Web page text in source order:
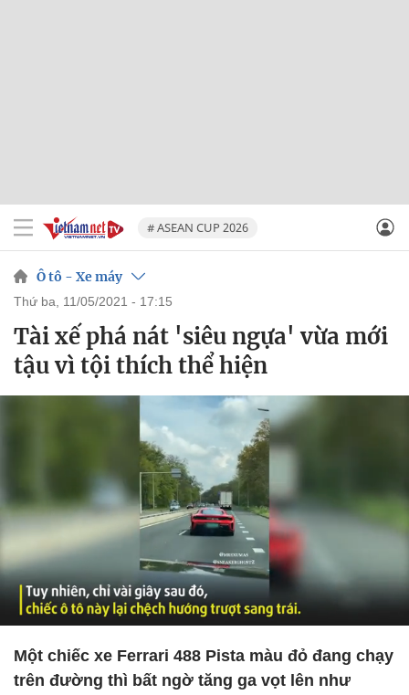
# ASEAN CUP 2026
Ô tô - Xe máy
thứ ba, 11/05/2021 - 17:15
Tài xế phá nát 'siêu ngựa' vừa mới
tậu vì tội thích thể hiện
Một chiếc xe Ferrari 488 Pista màu đỏ đang chạy
trên đường thì bất ngờ tăng ga vọt lên như